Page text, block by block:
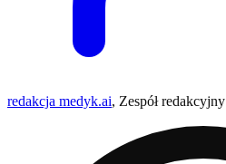
redakcja medyk.ai, Zespół redakcyjny